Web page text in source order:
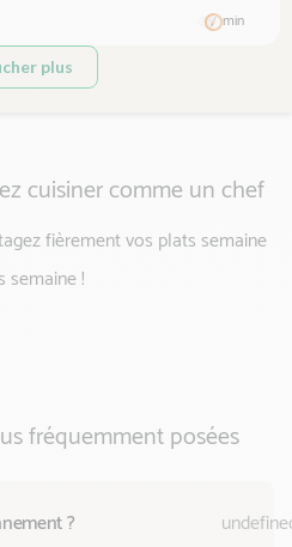
min
plus
cuisiner comme un chef
fièrement vos plats semaine
semaine !
fréquemment posées
?